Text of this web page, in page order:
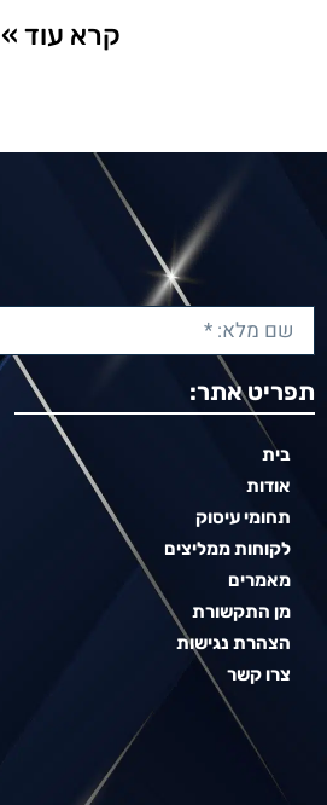
קרא עוד »
תפריט אתר:
בית
אודות
תחומי עיסוק
לקוחות ממליצים
מאמרים
מן התקשורת
הצהרת נגישות
צרו קשר